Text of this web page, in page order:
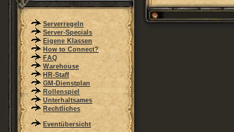
Serverregeln
Server-Specials
Eigene Klassen
How to Connect?
FAQ
Warehouse
HR-Staff
GM-Dienstplan
Rollenspiel
Unterhaltsames
Rechtliches
Eventübersicht